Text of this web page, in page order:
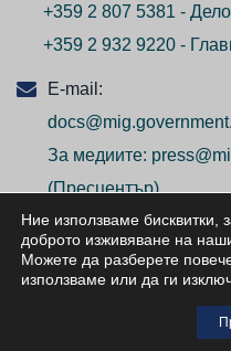
+359 2 807 5381 -
+359 2 932 9220 -
E-mail:
За медиите:
(Пресцентър)
© ВСИЧКИ ПРАВА
Ние използваме бисквитки,
доброто изживяване на
Можете да разберете
използваме или да ги